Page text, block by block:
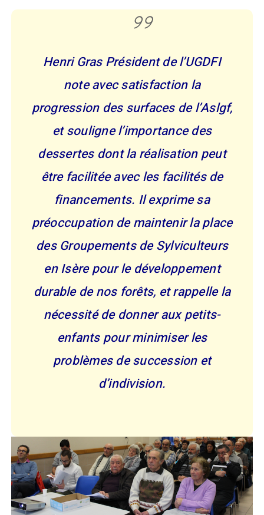
Henri Gras Président de l’UGDFI
note avec satisfaction la
progression des surfaces de l’Aslgf,
et souligne l’importance des
dessertes dont la réalisation peut
être facilitée avec les facilités de
financements. Il exprime sa
préoccupation de maintenir la place
des Groupements de Sylviculteurs
en Isère pour le développement
durable de nos forêts, et rappelle la
nécessité de donner aux petits-
enfants pour minimiser les
problèmes de succession et
d’indivision.